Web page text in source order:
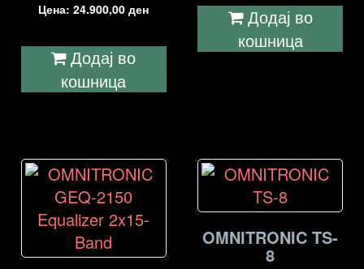
Цена:24.900,00ден
Додај во
кошница
Додај во
кошница
OMNITRONIC TS-
8